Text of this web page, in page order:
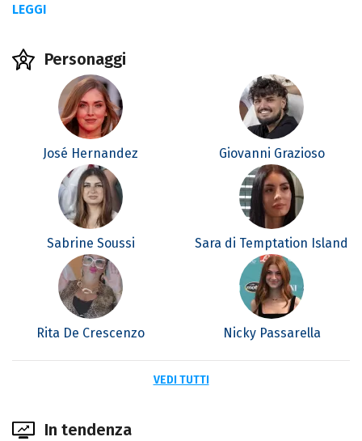
LEGGI
Personaggi
José Hernandez Giovanni Grazioso
Sabrine Soussi Sara di Temptation Island
Rita De Crescenzo Nicky Passarella
VEDI TUTTI
In tendenza